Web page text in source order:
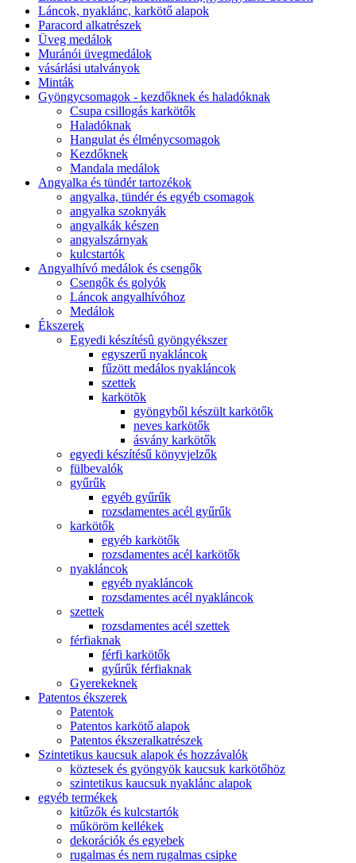
Láncok, nyaklánc, karkötő alapok
Paracord alkatrészek
Üveg medálok
Muránói üvegmedálok
vásárlási utalványok
Minták
Gyöngycsomagok - kezdőknek és haladóknak
Csupa csillogás karkötők
Haladóknak
Hangulat és élménycsomagok
Kezdőknek
Mandala medálok
Angyalka és tündér tartozékok
angyalka, tündér és egyéb csomagok
angyalka szoknyák
angyalkák készen
angyalszárnyak
kulcstartók
Angyalhívó medálok és csengők
Csengők és golyók
Láncok angyalhívóhoz
Medálok
Ékszerek
Egyedi készítésû gyöngyékszer
egyszerű nyakláncok
fűzött medálos nyakláncok
szettek
karkötõk
gyöngyből készült karkötők
neves karkötők
ásvány karkötők
egyedi készítésű könyvjelzők
fülbevalók
gyűrűk
egyéb gyűrűk
rozsdamentes acél gyűrűk
karkötők
egyéb karkötők
rozsdamentes acél karkötők
nyakláncok
egyéb nyakláncok
rozsdamentes acél nyakláncok
szettek
rozsdamentes acél szettek
férfiaknak
férfi karkötők
gyűrűk férfiaknak
Gyerekeknek
Patentos ékszerek
Patentok
Patentos karkötő alapok
Patentos ékszeralkatrészek
Szintetikus kaucsuk alapok és hozzávalók
köztesek és gyöngyök kaucsuk karkötőhöz
szintetikus kaucsuk nyaklánc alapok
egyéb termékek
kitűzők és kulcstartók
műköröm kellékek
dekorációk és egyebek
rugalmas és nem rugalmas csipke